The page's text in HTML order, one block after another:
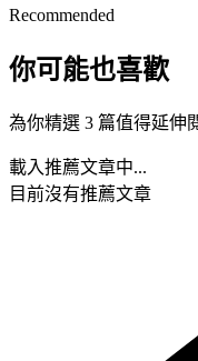
Recommended
你可能也喜歡
為你精選 3 篇值得延伸
載入推薦文章中...
目前沒有推薦文章